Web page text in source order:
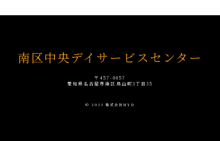
南区中央デイサービスセンター
〒457-0057
愛知県名古屋市南区鳥山町3丁目35
© 2023 株式会社HYD